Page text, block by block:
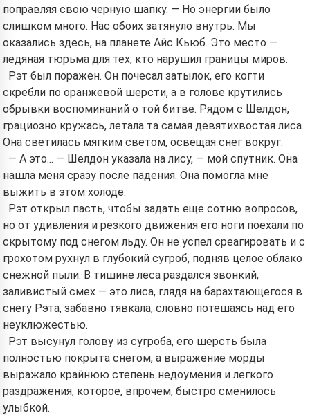
поправляя свою черную шапку. — Но энергии было
слишком много. Нас обоих затянуло внутрь. Мы
оказались здесь, на планете Айс Кьюб. Это место —
ледяная тюрьма для тех, кто нарушил границы миров.
Рэт был поражен. Он почесал затылок, его когти
скребли по оранжевой шерсти, а в голове крутились
обрывки воспоминаний о той битве. Рядом с Шелдон,
грациозно кружась, летала та самая девятихвостая лиса.
Она светилась мягким светом, освещая снег вокруг.
— А это... — Шелдон указала на лису, — мой спутник. Она
нашла меня сразу после падения. Она помогла мне
выжить в этом холоде.
Рэт открыл пасть, чтобы задать еще сотню вопросов,
но от удивления и резкого движения его ноги поехали по
скрытому под снегом льду. Он не успел среагировать и с
грохотом рухнул в глубокий сугроб, подняв целое облако
снежной пыли. В тишине леса раздался звонкий,
заливистый смех — это лиса, глядя на барахтающегося в
снегу Рэта, забавно тявкала, словно потешаясь над его
неуклюжестью.
Рэт высунул голову из сугроба, его шерсть была
полностью покрыта снегом, а выражение морды
выражало крайнюю степень недоумения и легкого
раздражения, которое, впрочем, быстро сменилось
улыбкой.